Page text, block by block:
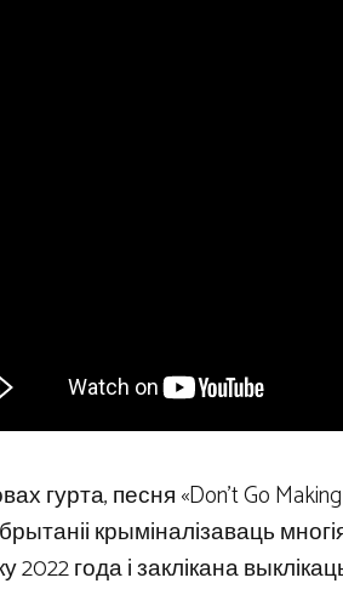
гурта, песня «Don’t Go
крыміналізаваць
2022 года і заклікана